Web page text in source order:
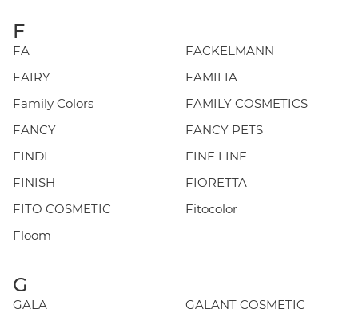
F
FA
FACKELMANN
FAIRY
FAMILIA
Family Colors
FAMILY COSMETICS
FANCY
FANCY PETS
FINDI
FINE LINE
FINISH
FIORETTA
FITO COSMETIC
Fitocolor
Floom
G
GALA
GALANT COSMETIC